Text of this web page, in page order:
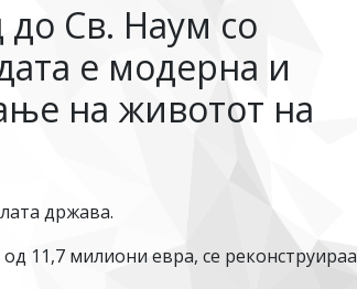
Св. Наум со
е модерна и
на животот на
држава.
11,7 милиони евра, се реконструираа